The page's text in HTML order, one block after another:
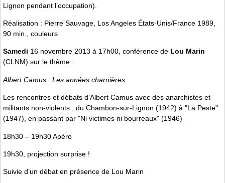
Lignon pendant l’occupation).
Réalisation : Pierre Sauvage, Los Angeles États-Unis/France 1989,
90 min., couleurs
Samedi 16 novembre 2013 à 17h00, conférence de Lou Marin
(CLNM) sur le thème :
Albert Camus : Les années charnières
Les rencontres et débats d’Albert Camus avec des anarchistes et
militants non-violents ; du Chambon-sur-Lignon (1942) à "La Peste"
(1947), en passant par "Ni victimes ni bourreaux" (1946)
18h30 – 19h30 Apéro
19h30, projection surprise !
Suivie d’un débat en présence de Lou Marin